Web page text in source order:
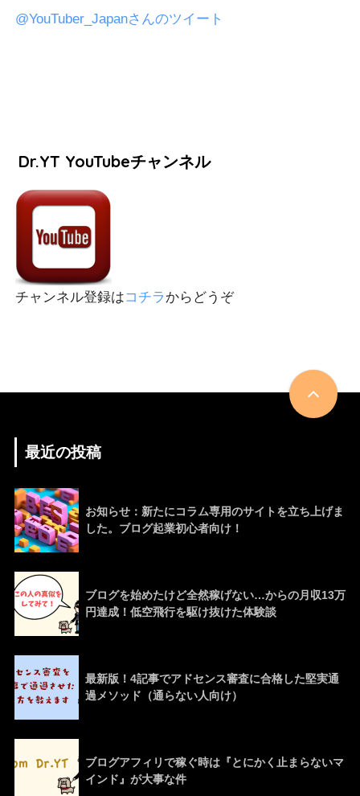
@YouTuber_Japanさんのツイート
Dr.YT YouTubeチャンネル
チャンネル登録はコチラ からどうぞ
最近の投稿
お知らせ：新たにコラム専用のサイトを立ち上げま
した。ブログ起業初心者向け！
ブログを始めたけど全然稼げない…からの月収13万
円達成！低空飛行を駆け抜けた体験談
最新版！4記事でアドセンス審査に合格した堅実通
過メソッド（通らない人向け）
ブログアフィリで稼ぐ時は『とにかく止まらないマ
インド』が大事な件